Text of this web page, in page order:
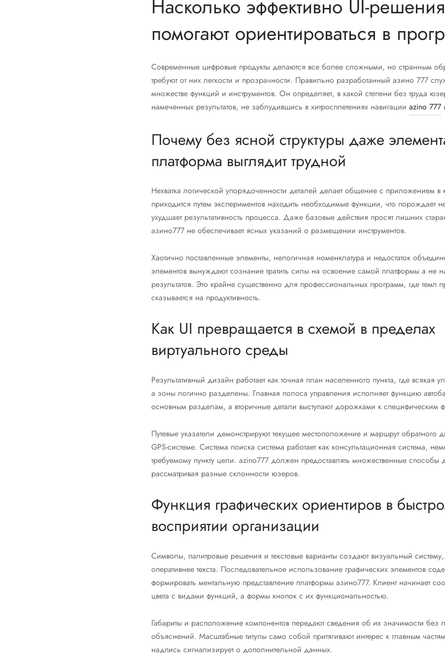
Насколько эффективно UI-решения
помогают ориентироваться в
Современные цифровые продукты делаются все более сложными, но странным
требуют от них легкости и прозрачности. Правильно разработанный азино 777
множестве функций и инструментов. Он определяет, в какой степени без труда
намеченных результатов, не заблудившись в хитросплетениях навигации azino 777
Почему без ясной структуры даже
платформа выглядит трудной
Нехватка логической упорядоченности деталей делает общение с приложением в
приходится путем экспериментов находить необходимые функции, что порождает
ухудшает результативность процесса. Даже базовые действия просят лишних
азино777 не обеспечивает ясных указаний о размещении инструментов.
Хаотично поставленные элементы, нелогичная номенклатура и недостаток
элементов вынуждают сознание тратить силы на освоение самой платформы а не
результатов. Это крайне существенно для профессиональных программ, где темп
сказывается на продуктивность.
Как UI превращается в схемой в пределах
виртуального среды
Результативный дизайн работает как точная план населенного пункта, где всякая
а зоны логично разделены. Главная полоса управления исполняет функцию
основным разделам, а вторичные детали выступают дорожками к специфическим
Путевые указатели демонстрируют текущее местоположение и маршрут обратного
GPS-системе. Система поиска система работает как консультационная система,
требуемому пункту цели. azino777 должен предоставлять множественные способы
рассматривая разные склонности юзеров.
Функция графических ориентиров в
восприятии организации
Символы, палитровые решения и текстовые варианты создают визуальный систему,
оперативнее текста. Последовательное использование графических элементов
формировать ментальную представление платформы азино777. Клиент начинает
цвета с видами функций, а формы кнопок с их функциональностью.
Габариты и расположение компонентов передают сведения об их значимости без
объяснений. Масштабные титулы само собой притягивают интерес к главным
надпись сигнализирует о дополнительной данных.